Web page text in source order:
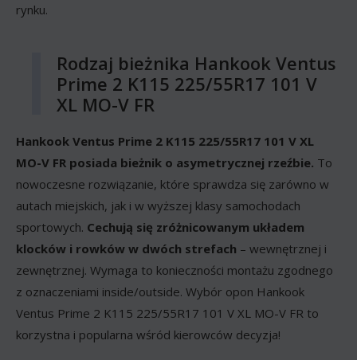
rynku.
Rodzaj bieżnika Hankook Ventus
Prime 2 K115 225/55R17 101 V
XL MO-V FR
Hankook Ventus Prime 2 K115 225/55R17 101 V XL
MO-V FR posiada bieżnik o asymetrycznej rzeźbie. To
nowoczesne rozwiązanie, które sprawdza się zarówno w
autach miejskich, jak i w wyższej klasy samochodach
sportowych. Cechują się zróżnicowanym układem
klocków i rowków w dwóch strefach – wewnętrznej i
zewnętrznej. Wymaga to konieczności montażu zgodnego
z oznaczeniami inside/outside. Wybór opon Hankook
Ventus Prime 2 K115 225/55R17 101 V XL MO-V FR to
korzystna i popularna wśród kierowców decyzja!